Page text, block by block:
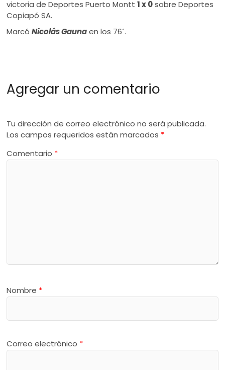
victoria de Deportes Puerto Montt1 x 0sobre Deportes
Copiapó SA.
MarcóNicolás Gaunaen los 76´.
Agregar un comentario
Tu dirección de correo electrónico no será publicada.
Los campos requeridos están marcados *
Comentario *
Nombre *
Correo electrónico *